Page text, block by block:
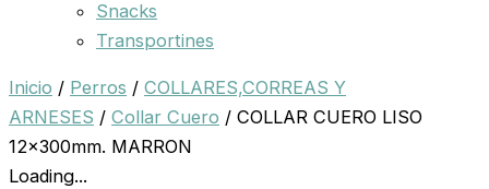
Snacks
Transportines
Inicio / Perros / COLLARES,CORREAS Y
ARNESES / Collar Cuero / COLLAR CUERO LISO
12x300mm. MARRON
Loading...